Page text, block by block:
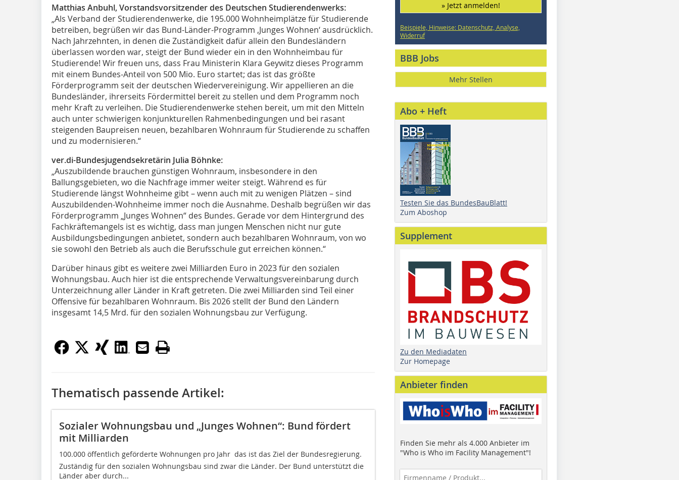
Matthias Anbuhl, Vorstandsvorsitzender des Deutschen Studierendenwerks:
„Als Verband der Studierendenwerke, die 195.000 Wohnheimplätze für Studierende
betreiben, begrüßen wir das Bund-Länder-Programm ‚Junges Wohnen‘ ausdrücklich.
Nach Jahrzehnten, in denen die Zuständigkeit dafür allein den Bundesländern
überlassen worden war, steigt der Bund wieder ein in den Wohnheimbau für
Studierende! Wir freuen uns, dass Frau Ministerin Klara Geywitz dieses Programm
mit einem Bundes-Anteil von 500 Mio. Euro startet; das ist das größte
Förderprogramm seit der deutschen Wiedervereinigung. Wir appellieren an die
Bundesländer, ihrerseits Fördermittel bereit zu stellen und dem Programm noch
mehr Kraft zu verleihen. Die Studierendenwerke stehen bereit, um mit den Mitteln
auch unter schwierigen konjunkturellen Rahmenbedingungen und bei rasant
steigenden Baupreisen neuen, bezahlbaren Wohnraum für Studierende zu schaffen
und zu modernisieren.“
ver.di-Bundesjugendsekretärin Julia Böhnke:
„Auszubildende brauchen günstigen Wohnraum, insbesondere in den
Ballungsgebieten, wo die Nachfrage immer weiter steigt. Während es für
Studierende längst Wohnheime gibt – wenn auch mit zu wenigen Plätzen – sind
Auszubildenden-Wohnheime immer noch die Ausnahme. Deshalb begrüßen wir das
Förderprogramm „Junges Wohnen“ des Bundes. Gerade vor dem Hintergrund des
Fachkräftemangels ist es wichtig, dass man jungen Menschen nicht nur gute
Ausbildungsbedingungen anbietet, sondern auch bezahlbaren Wohnraum, von wo
sie sowohl den Betrieb als auch die Berufsschule gut erreichen können.“
Darüber hinaus gibt es weitere zwei Milliarden Euro in 2023 für den sozialen
Wohnungsbau. Auch hier ist die entsprechende Verwaltungsvereinbarung durch
Unterzeichnung aller Länder in Kraft getreten. Die zwei Milliarden sind Teil einer
Offensive für bezahlbaren Wohnraum. Bis 2026 stellt der Bund den Ländern
insgesamt 14,5 Mrd. für den sozialen Wohnungsbau zur Verfügung.
Thematisch passende Artikel:
Sozialer Wohnungsbau und „Junges Wohnen“: Bund fördert
mit Milliarden
100.000 öffentlich geförderte Wohnungen pro Jahr  das ist das Ziel der Bundesregierung.
Zuständig für den sozialen Wohnungsbau sind zwar die Länder. Der Bund unterstützt die
Länder aber durch...
» Jetzt anmelden!
Beispiele, Hinweise: Datenschutz, Analyse,
Widerruf
BBB Jobs
Mehr Stellen
Abo + Heft
Testen Sie das BundesBauBlatt!
Zum Aboshop
Supplement
Zu den Mediadaten
Zur Homepage
Anbieter finden
Finden Sie mehr als 4.000 Anbieter im
"Who is Who im Facility Management"!